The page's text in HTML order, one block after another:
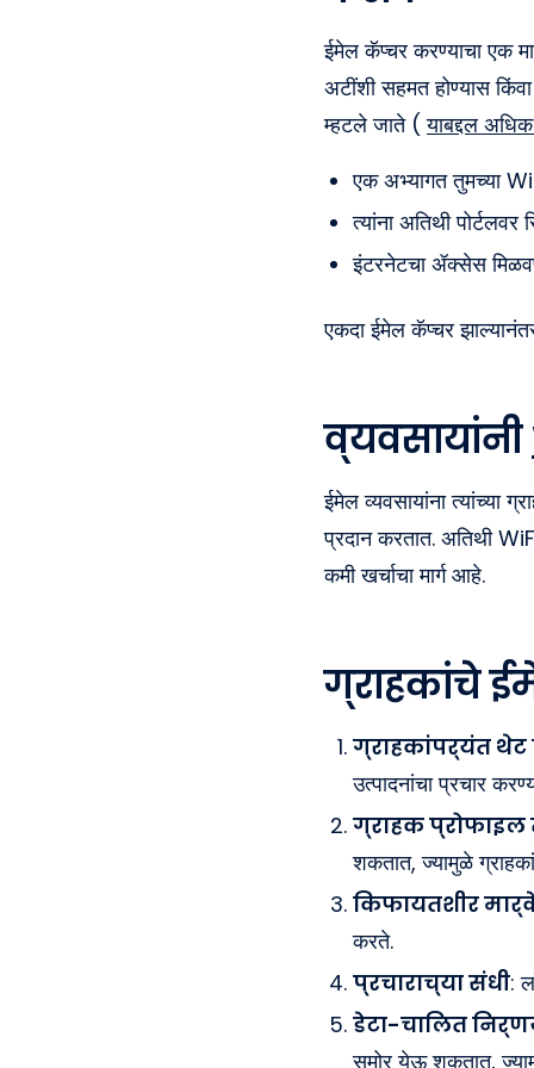
ईमेल कॅप्चर करण्याचा एक
अटींशी सहमत होण्यास
म्हटले जाते (याबद्दल
एक अभ्यागत तुमच्या
त्यांना अतिथी
इंटरनेटचा ॲक्सेस
एकदा ईमेल कॅप्चर
व्यवसायांनी
ईमेल व्यवसायांना त्यांच्या
प्रदान करतात. अतिथी
कमी खर्चाचा मार्ग आहे.
ग्राहकांचे
ग्राहकांपर्यंत थेट
उत्पादनांचा प्रचार
ग्राहक
शकतात, ज्यामुळे
किफायतशीर
करते.
प्रचाराच्या संधी:
डेटा-चालित
समोर येऊ शकतात,